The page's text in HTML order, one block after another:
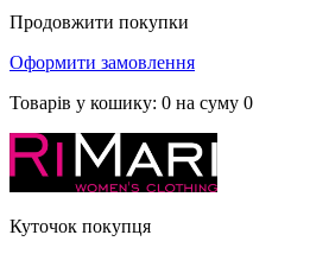
Продовжити покупки
Оформити замовлення
Товарів у кошику: 0 на суму 0
Куточок покупця